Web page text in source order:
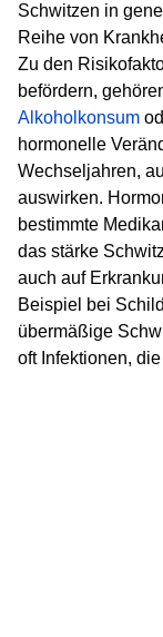
Schwitzen in
Reihe von
Zu den
befördern,
Alkoholkonsum
hormonelle
Wechseljahren,
auswirken.
bestimmte
das stärke
auch auf
Beispiel bei
übermäßige
oft Infektionen,